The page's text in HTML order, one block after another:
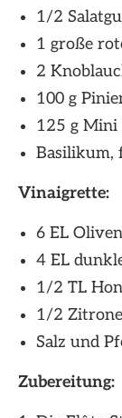
1/2
1 große
2
100 g
125 g Mini
Basilikum,
Vinaigrette:
6 EL
4 EL
1/2 TL
1/2
Salz und
Zubereitung: